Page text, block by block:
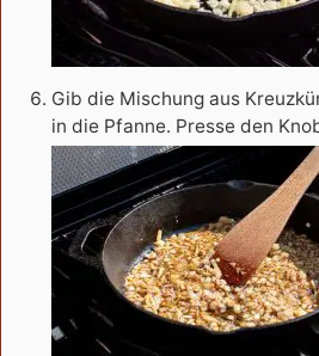
Gib die Mischung aus
in die Pfanne. Presse den